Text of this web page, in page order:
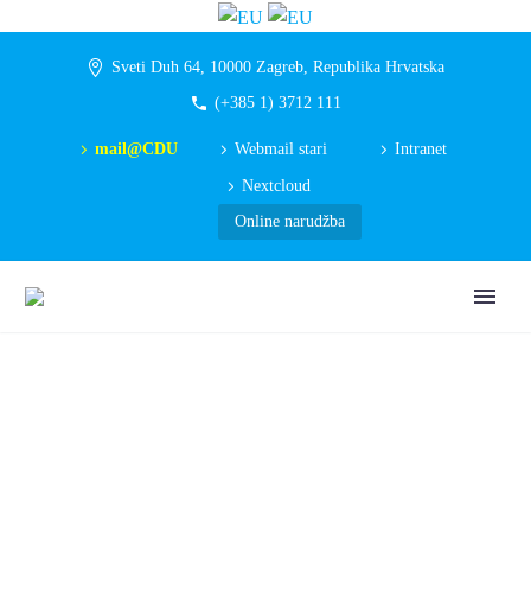
Sveti Duh 64, 10000 Zagreb, Republika Hrvatska
(+385 1) 3712 111
mail@CDU Webmail stari Intranet
Nextcloud
Online narudžba